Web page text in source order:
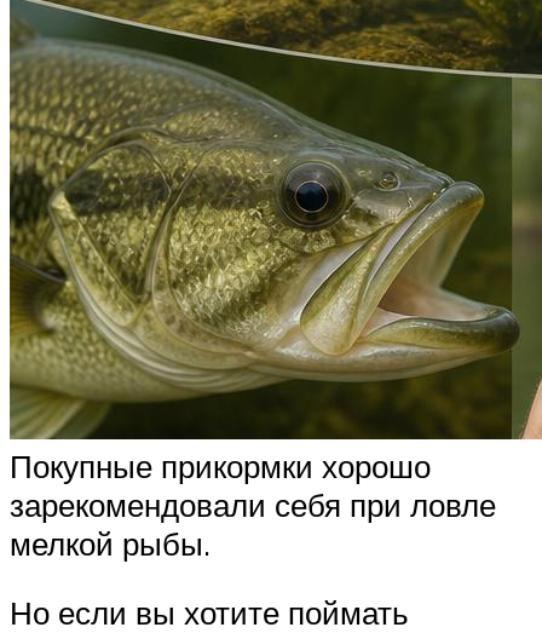
Покупные прикормки хорошо
зарекомендовали себя при ловле
мелкой рыбы.
Но если вы хотите поймать